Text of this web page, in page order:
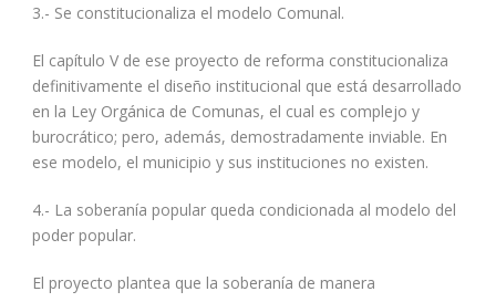
3.- Se constitucionaliza el modelo Comunal.
El capítulo V de ese proyecto de reforma constitucionaliza
definitivamente el diseño institucional que está desarrollado
en la Ley Orgánica de Comunas, el cual es complejo y
burocrático; pero, además, demostradamente inviable. En
ese modelo, el municipio y sus instituciones no existen.
4.- La soberanía popular queda condicionada al modelo del
poder popular.
El proyecto plantea que la soberanía de manera